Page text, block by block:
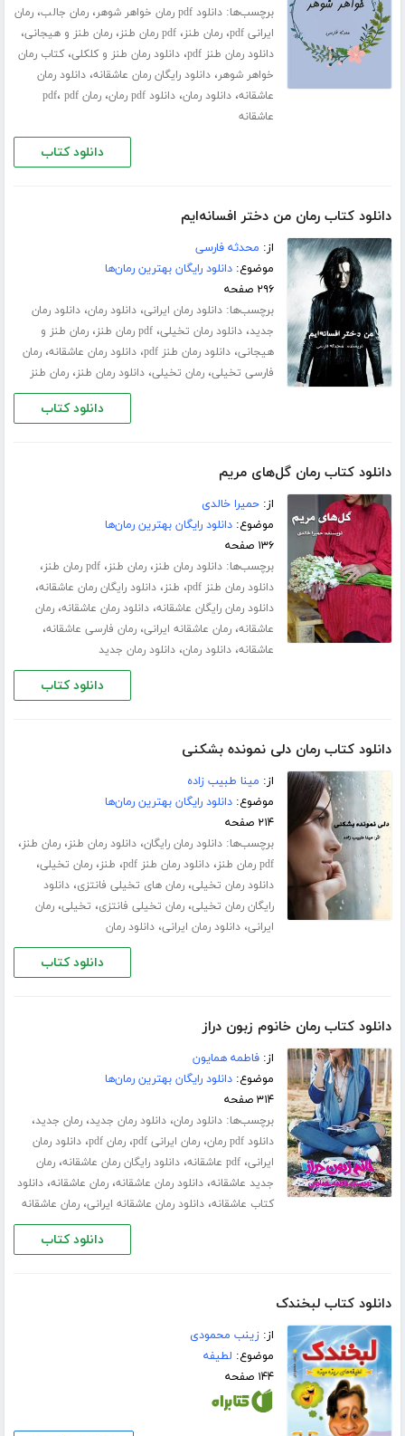
برچسب‌ها:دانلود pdf رمان خواهر شوهر ،رمان جالب،رمان
ایرانی pdf
،رمان طنز،pdf رمان طنز ،رمان طنز و هیجانی،
دانلود رمان طنز pdf ،دانلود رمان طنز و کلکلی،کتاب رمان
خواهر شوهر،دانلود رایگان رمان عاشقانه،دانلود رمان
عاشقانه،دانلود رمان،دانلود pdf رمان ،رمان pdf ، pdf
عاشقانه
دانلود کتاب
دانلود کتاب رمان من دختر افسانه‌ایم
از: محدثه فارسی
موضوع:دانلود رایگان بهترین رمان‌ها
۲۹۶ صفحه
برچسب‌ها:دانلود رمان ایرانی،دانلود رمان،دانلود رمان
جدید،دانلود رمان تخیلی،pdf رمان طنز ،رمان طنز و
هیجانی،دانلود رمان طنز pdf ،دانلود رمان عاشقانه،رمان
فارسی تخیلی،رمان تخیلی،دانلود رمان طنز،رمان طنز
دانلود کتاب
دانلود کتاب رمان گل‌های مریم
از:حمیرا خالدی
موضوع:دانلود رایگان بهترین رمان‌ها
۱۳۶ صفحه
برچسب‌ها:دانلود رمان طنز،رمان طنز،pdf رمان طنز ،
دانلود رمان طنز pdf ، طنز،دانلود رایگان رمان عاشقانه،
دانلود رمان رایگان عاشقانه،دانلود رمان عاشقانه،رمان
عاشقانه،رمان عاشقانه ایرانی،رمان فارسی عاشقانه،
عاشقانه،دانلود رمان،دانلود رمان جدید
دانلود کتاب
دانلود کتاب رمان دلی نمونده بشکنی
از: مینا طبیب زاده
موضوع:دانلود رایگان بهترین رمان‌ها
۲۱۴ صفحه
برچسب‌ها:دانلود رمان رایگان،دانلود رمان طنز،رمان طنز،
pdf رمان طنز ،دانلود رمان طنز pdf ، طنز،رمان تخیلی،
دانلود رمان تخیلی،رمان های تخیلی فانتزی،دانلود
رایگان رمان تخیلی،رمان تخیلی فانتزی، تخیلی،رمان
ایرانی،دانلود رمان ایرانی،دانلود رمان
دانلود کتاب
دانلود کتاب رمان خانوم زبون دراز
از:فاطمه همایون
موضوع:دانلود رایگان بهترین رمان‌ها
۳۱۴ صفحه
برچسب‌ها:دانلود رمان،دانلود رمان جدید،رمان جدید،
دانلود pdf رمان ،رمان ایرانی pdf ،رمان pdf ،دانلود رمان
ایرانی،pdf عاشقانه ،دانلود رایگان رمان عاشقانه،رمان
جدید عاشقانه،دانلود رمان عاشقانه،رمان عاشقانه،دانلود
کتاب عاشقانه،دانلود رمان عاشقانه ایرانی،رمان عاشقانه
دانلود کتاب
دانلود کتاب لبخندک
از:زینب محمودی
موضوع: لطیفه
۱۴۴ صفحه